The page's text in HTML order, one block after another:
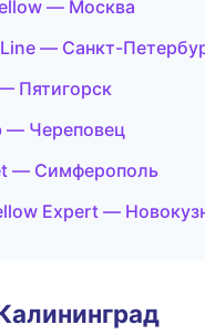
— Москва
— Санкт-
Пятигорск
— Череповец
— Симферополь
Expert —